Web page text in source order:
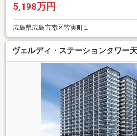
5,198万円
広島県広島市南区皆実町１
ヴェルディ・ステーションタワー天